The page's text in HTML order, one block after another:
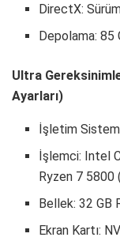
DirectX:
Depolama: 85
Ultra
Ayarları)
İşletim
İşlemci: Intel
Ryzen 7 5800
Bellek: 32 GB
Ekran Kartı: